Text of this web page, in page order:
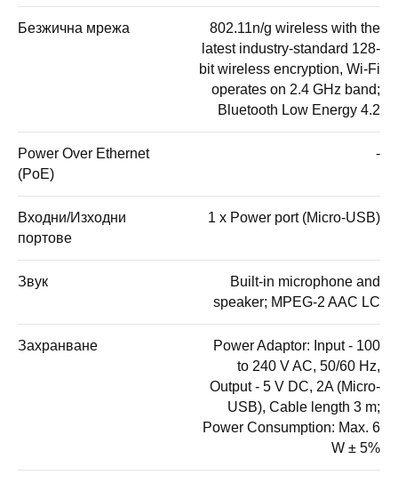
Безжична мрежа
802.11n/g wireless with the
latest industry-standard 128-
bit wireless encryption, Wi-Fi
operates on 2.4 GHz band;
Bluetooth Low Energy 4.2
Power Over Ethernet
(PoE)
-
Входни/Изходни
портове
1 x Power port (Micro-USB)
Звук
Built-in microphone and
speaker; MPEG-2 AAC LC
Захранване
Power Adaptor: Input - 100
to 240 V AC, 50/60 Hz,
Output - 5 V DC, 2A (Micro-
USB), Cable length 3 m;
Power Consumption: Max. 6
W ± 5%